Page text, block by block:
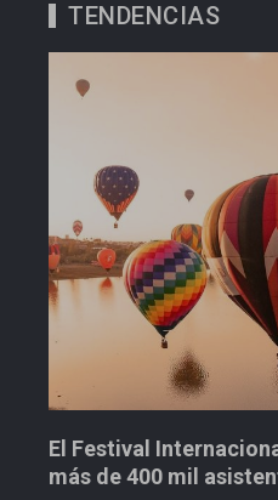
TENDENCIAS
El Festival
más de 400 mil